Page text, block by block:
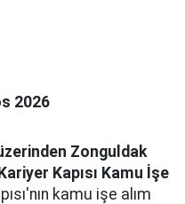
2026
Zonguldak
Kapısı Kamu İşe
kamu işe alım